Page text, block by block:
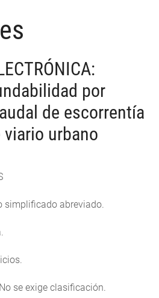
por
de escorrentía
urbano
simplificado abreviado.
se exige clasificación.